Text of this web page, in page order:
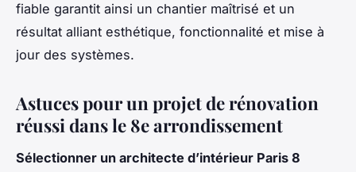
fiable garantit ainsi un chantier maîtrisé et un
résultat alliant esthétique, fonctionnalité et mise à
jour des systèmes.
Astuces pour un projet de rénovation
réussi dans le 8e arrondissement
Sélectionner un architecte d’intérieur Paris 8